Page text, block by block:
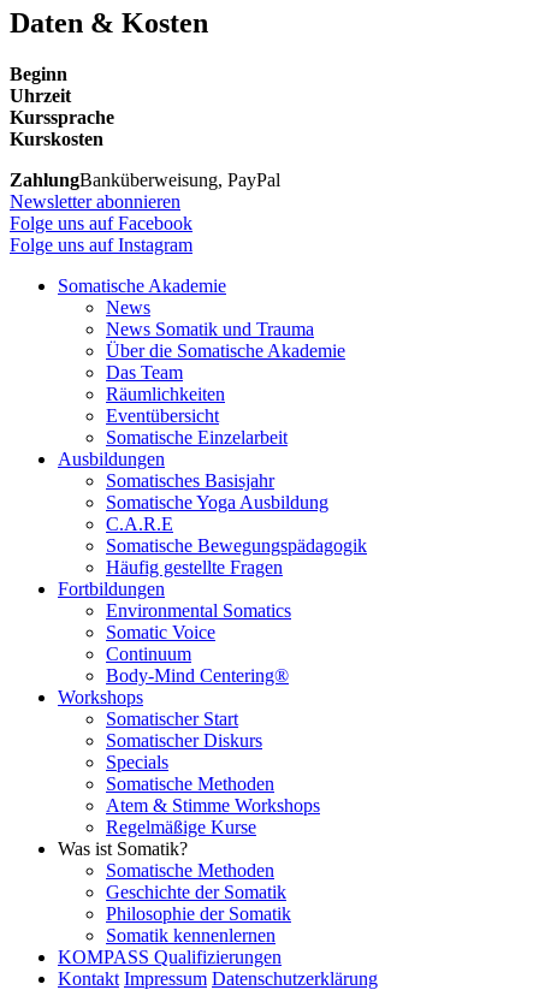
Daten & Kosten
Beginn
Uhrzeit
Kurssprache
Kurskosten
ZahlungBanküberweisung, PayPal
Newsletter abonnieren
Folge uns auf Facebook
Folge uns auf Instagram
Somatische Akademie
News
News Somatik und Trauma
Über die Somatische Akademie
Das Team
Räumlichkeiten
Eventübersicht
Somatische Einzelarbeit
Ausbildungen
Somatisches Basisjahr
Somatische Yoga Ausbildung
C.A.R.E
Somatische Bewegungspädagogik
Häufig gestellte Fragen
Fortbildungen
Environmental Somatics
Somatic Voice
Continuum
Body-Mind Centering®
Workshops
Somatischer Start
Somatischer Diskurs
Specials
Somatische Methoden
Atem & Stimme Workshops
Regelmäßige Kurse
Was ist Somatik?
Somatische Methoden
Geschichte der Somatik
Philosophie der Somatik
Somatik kennenlernen
KOMPASS Qualifizierungen
Kontakt Impressum Datenschutzerklärung